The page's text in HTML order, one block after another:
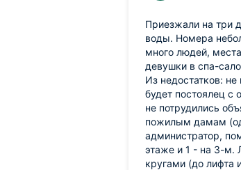
Приезжали на три
воды. Номера
много людей,
девушки в спа-
Из недостатков:
будет постоялец
не потрудились
пожилым дамам
администратор,
этаже и 1 - на 3-м.
кругами (до лифта